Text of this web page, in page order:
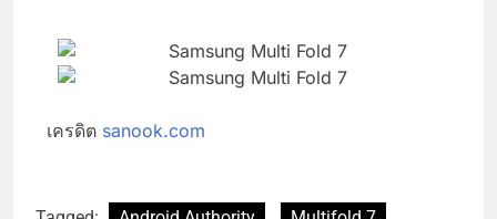
เครดิต sanook.com